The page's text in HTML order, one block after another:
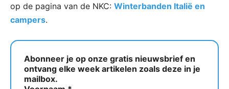
op de pagina van de NKC: Winterbanden Italië en
campers.
Abonneer je op onze gratis nieuwsbrief en
ontvang elke week artikelen zoals deze in je
mailbox.